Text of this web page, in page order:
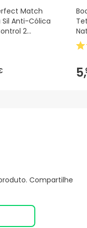
Match
Sil Anti-Cólica
2
5,
Compartilhe